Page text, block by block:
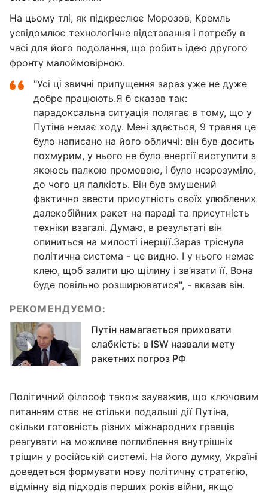
На цьому тлі, як підкреслює Морозов, Кремль
усвідомлює технологічне відставання і потребу в
часі для його подолання, що робить ідею другого
фронту малоймовірною.
"Усі ці звичні припущення зараз уже не дуже
добре працюють.Я б сказав так:
парадоксальна ситуація полягає в тому, що у
Путіна немає ходу. Мені здається, 9 травня це
було написано на його обличчі: він був досить
похмурим, у нього не було енергії виступити з
якоюсь палкою промовою, і було незрозуміло,
до чого ця палкість. Він був змушений
фактично звести присутність своїх улюблених
далекобійних ракет на параді та присутність
техніки взагалі. Думаю, в результаті він
опиниться на милості інерції.Зараз тріснула
політична система - це видно. І у нього немає
клею, щоб залити цю щілину і зв’язати її. Вона
буде повільно розширюватися", - вказав він.
РЕКОМЕНДУЄМО:
Путін намагається приховати
слабкість: в ISW назвали мету
ракетних погроз РФ
Політичний філософ також зауважив, що ключовим
питанням стає не стільки подальші дії Путіна,
скільки готовність різних міжнародних гравців
реагувати на можливе поглиблення внутрішніх
тріщин у російській системі. На його думку, Україні
доведеться формувати нову політичну стратегію,
відмінну від підходів перших років війни, якщо